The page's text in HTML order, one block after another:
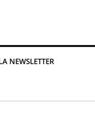
NEWSLETTER